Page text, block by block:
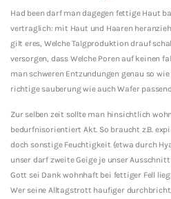
Had been darf man dagegen fettige Haut
vertraglich: mit Haut und Haaren
gilt eres, Welche Talgproduktion drauf
versorgen, dass Welche Poren auf keinen
man schweren Entzundungen genau so
richtige sauberung wie auch Wafer
Zur selben zeit sollte man hinsichtlich
bedurfnisorientiert Akt. So braucht z.B.
doch sonstige Feuchtigkeit (etwa durch
unser darf zweite Geige je unser
Gott sei Dank wohnhaft bei fettiger Fell
Wer seine Alltagstrott haufiger